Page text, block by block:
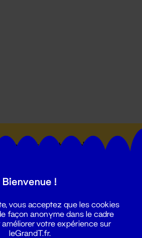
actualités du
Bienvenue !
vous acceptez que les cookies
façon anonyme dans le cadre
votre expérience sur
leGrandT.fr.